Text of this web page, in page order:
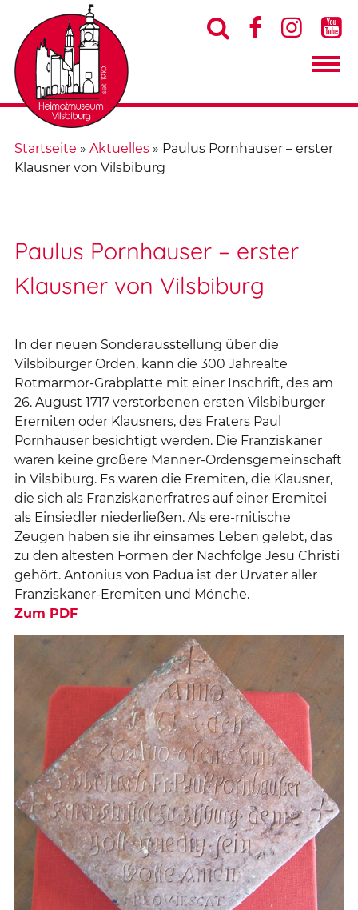
   
Startseite » Aktuelles» Paulus Pornhauser – erster
Klausner von Vilsbiburg
Paulus Pornhauser – erster
Klausner von Vilsbiburg
In der neuen Sonderausstellung über die
Vilsbiburger Orden, kann die 300 Jahrealte
Rotmarmor-Grabplatte mit einer Inschrift, des am
26. August 1717 verstorbenen ersten Vilsbiburger
Eremiten oder Klausners, des Fraters Paul
Pornhauser besichtigt werden. Die Franziskaner
waren keine größere Männer-Ordensgemeinschaft
in Vilsbiburg. Es waren die Eremiten, die Klausner,
die sich als Franziskanerfratres auf einer Eremitei
als Einsiedler niederließen. Als ere-mitische
Zeugen haben sie ihr einsames Leben gelebt, das
zu den ältesten Formen der Nachfolge Jesu Christi
gehört. Antonius von Padua ist der Urvater aller
Franziskaner-Eremiten und Mönche.
Zum PDF